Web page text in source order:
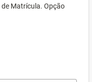
Matrícula. Opção